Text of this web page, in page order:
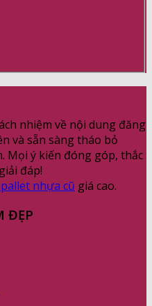
nhiệm về nội dung đăng
và sẵn sàng tháo bỏ
Mọi ý kiến đóng góp, thắc
đáp!
nhựa cũ giá cao.
ĐẸP